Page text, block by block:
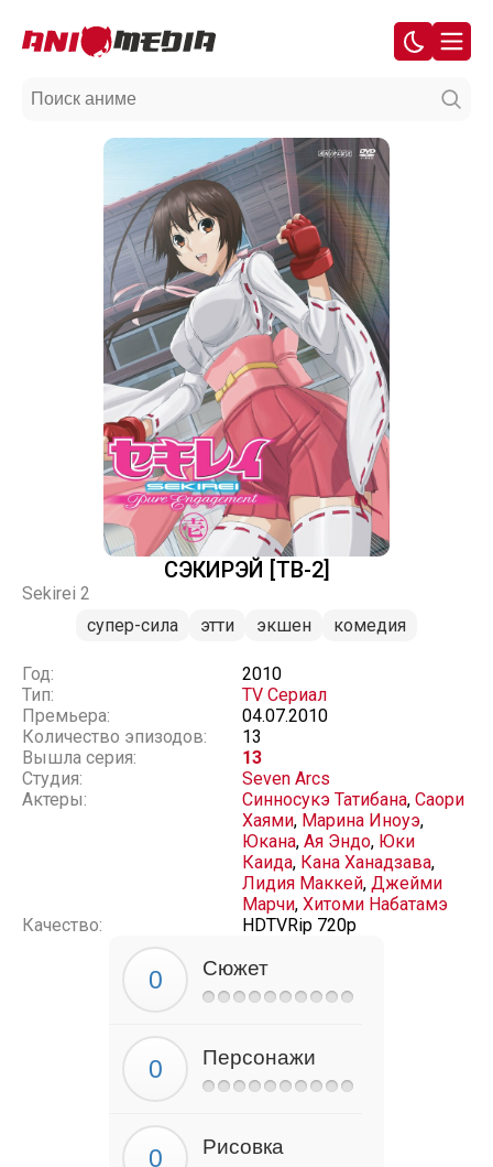
СЭКИРЭЙ [ТВ-2]
Sekirei 2
супер-сила
этти экшен комедия
Год:
2010
Тип:
TV Сериал
Премьера:
04.07.2010
Количество эпизодов:
13
Вышла серия:
13
Студия:
Seven Arcs
Актеры:
Синносукэ Татибана, Саори
Хаями, Марина Иноуэ,
Юкана, Ая Эндо, Юки
Каида, Кана Ханадзава,
Лидия Маккей, Джейми
Марчи, Хитоми Набатамэ
Качество:
HDTVRip 720p
Сюжет
Персонажи
Рисовка